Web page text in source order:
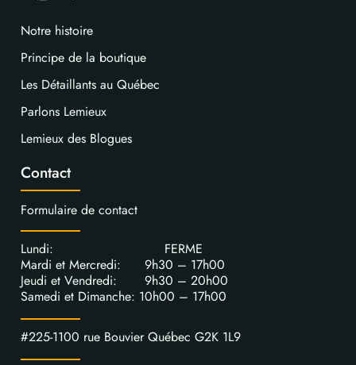
Notre histoire
Principe de la boutique
Les Détaillants au Québec
Parlons Lemieux
Lemieux des Blogues
Contact
Formulaire de contact
Lundi: FERME
Mardi et Mercredi: 9h30 – 17h00
Jeudi et Vendredi: 9h30 – 20h00
Samedi et Dimanche: 10h00 – 17h00
#225-1100 rue Bouvier Québec G2K 1L9